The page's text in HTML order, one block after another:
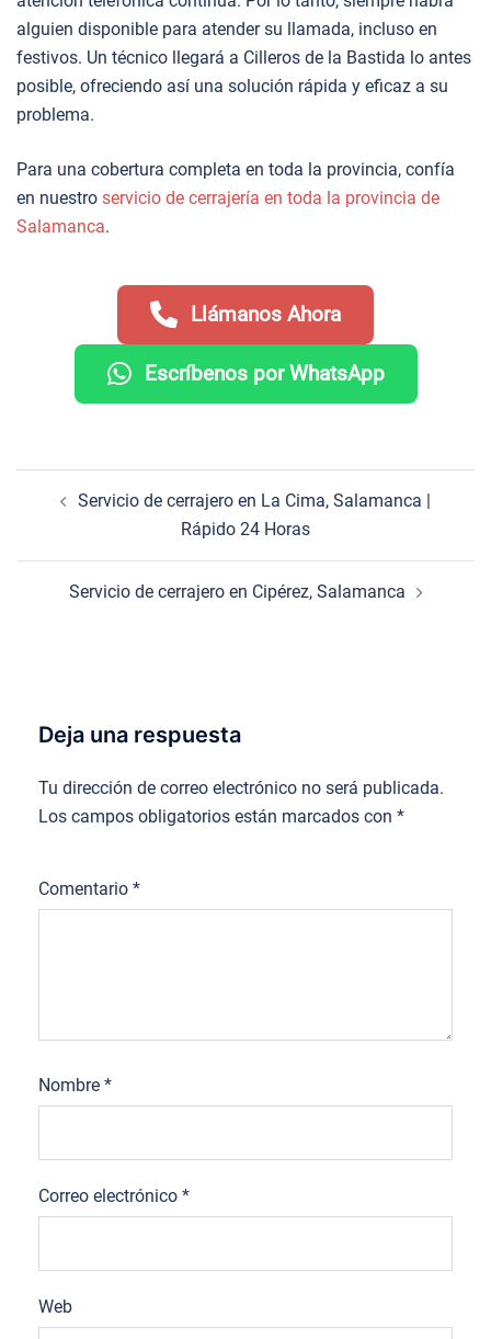
alguien disponible para atender su llamada, incluso en
festivos. Un técnico llegará a Cilleros de la Bastida lo antes
posible, ofreciendo así una solución rápida y eficaz a su
problema.
Para una cobertura completa en toda la provincia, confía
en nuestro servicio de cerrajería en toda la provincia de
Salamanca.
Llámanos Ahora
Escríbenos por WhatsApp
Servicio de cerrajero en La Cima, Salamanca |
Rápido 24 Horas
Servicio de cerrajero en Cipérez, Salamanca
Deja una respuesta
Tu dirección de correo electrónico no será publicada.
Los campos obligatorios están marcados con *
Comentario *
Nombre *
Correo electrónico *
Web